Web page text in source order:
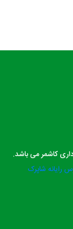
کاشمر می باشد.